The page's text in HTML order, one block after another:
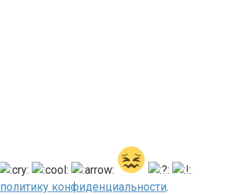
политику конфиденциальности.